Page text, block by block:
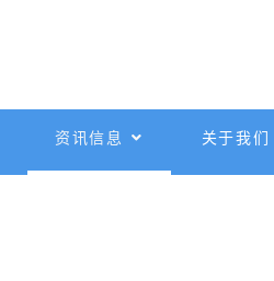
资讯信息 关于我们